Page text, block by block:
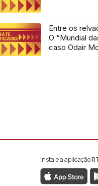
Entre os
O “Mundial
caso Odair
da RTP África
da RTP
da RTP
Instale a aplicação